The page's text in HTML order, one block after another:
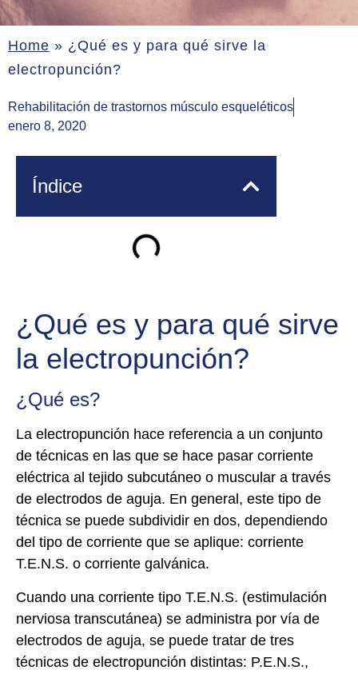
Home » ¿Qué es y para qué sirve la
electropunción?
Rehabilitación de trastornos músculo esqueléticos
enero 8, 2020
Índice
¿Qué es y para qué sirve
la electropunción?
¿Qué es?
La electropunción hace referencia a un conjunto
de técnicas en las que se hace pasar corriente
eléctrica al tejido subcutáneo o muscular a través
de electrodos de aguja. En general, este tipo de
técnica se puede subdividir en dos, dependiendo
del tipo de corriente que se aplique: corriente
T.E.N.S. o corriente galvánica.
Cuando una corriente tipo T.E.N.S. (estimulación
nerviosa transcutánea) se administra por vía de
electrodos de aguja, se puede tratar de tres
técnicas de electropunción distintas: P.E.N.S.,